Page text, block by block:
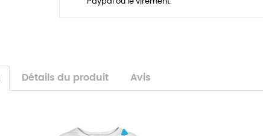
Détails du produit Avis